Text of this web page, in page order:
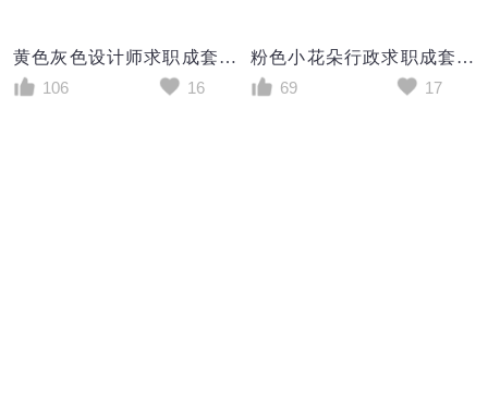
黄色灰色设计师求职成套个人简历Word模板
106
16
粉色小花朵行政求职成套个人简历Word模板
69
17